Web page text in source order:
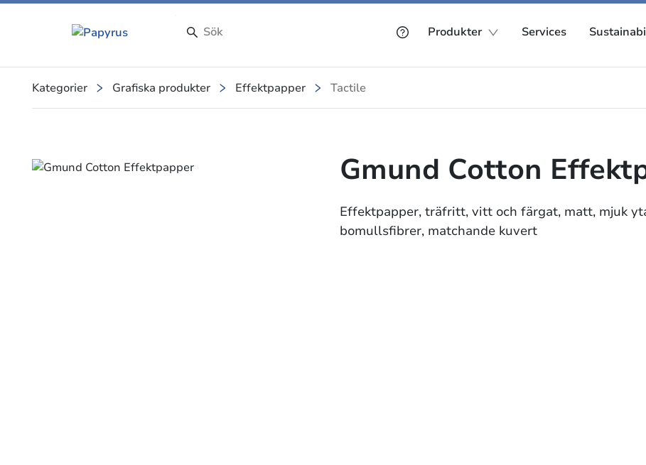
Produkter Services
Kategorier Grafiska produkter Effektpapper Tactile
Slide 1 of 3 Gmund Cotton
Effektpapper, träfritt, vitt och färgat, matt, mjuk
bomullsfibrer, matchande kuvert